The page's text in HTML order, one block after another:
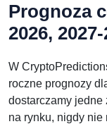
Prognoza
2026,
W
roczne prognozy
dostarczamy jedne
na rynku, nigdy